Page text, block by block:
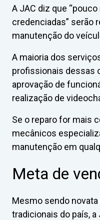
A JAC diz que
credenciadas” serão
manutenção do
A maioria dos
profissionais dessas
aprovação de
realização de
Se o reparo for mais
mecânicos
manutenção em
Meta de
Mesmo sendo
tradicionais do país,